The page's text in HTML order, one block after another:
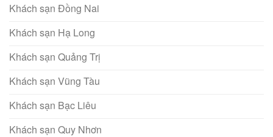
Khách sạn Đồng Nai
Khách sạn Hạ Long
Khách sạn Quảng Trị
Khách sạn Vũng Tàu
Khách sạn Bạc Liêu
Khách sạn Quy Nhơn